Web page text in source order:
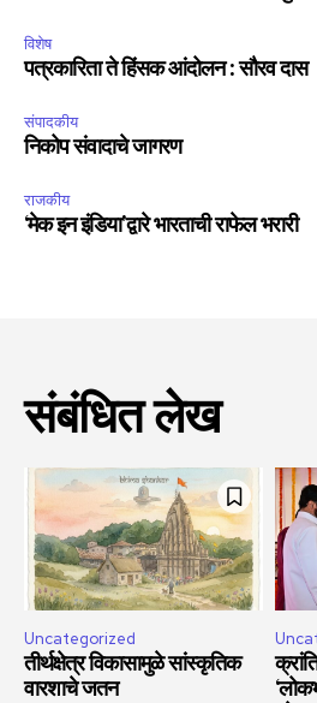
विशेष
पत्रकारिता ते हिंसक आंदोलन : सौरव दास
संपादकीय
निकोप संवादाचे जागरण
राजकीय
‘मेक इन इंडिया’द्वारे भारताची राफेल भरारी
संबंधित लेख
Uncategorized
तीर्थक्षेत्र विकासामुळे सांस्कृतिक
वारशाचे जतन